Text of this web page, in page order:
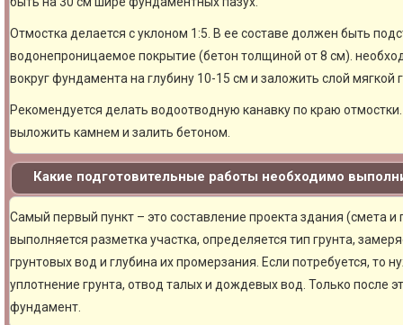
Отмостка делается с уклоном 1:5. В ее составе должен быть
водонепроницаемое покрытие (бетон толщиной от 8 см).
вокруг фундамента на глубину 10-15 см и заложить слой мягкой
Рекомендуется делать водоотводную канавку по краю
выложить камнем и залить бетоном.
Какие подготовительные работы необходимо
Самый первый пункт – это составление проекта здания (смета
выполняется разметка участка, определяется тип грунта,
грунтовых вод и глубина их промерзания. Если потребуется, то
уплотнение грунта, отвод талых и дождевых вод. Только после
фундамент.